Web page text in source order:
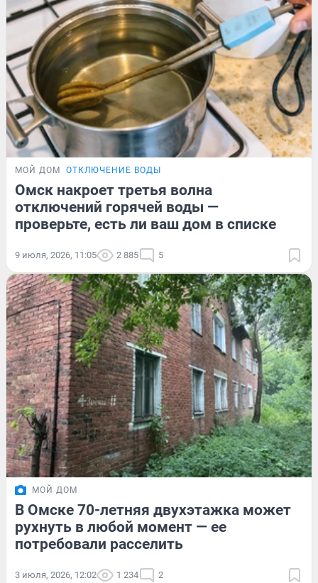
МОЙ ДОМ ОТКЛЮЧЕНИЕ ВОДЫ
Омск накроет третья волна
отключений горячей воды —
проверьте, есть ли ваш дом в списке
9 июля, 2026, 11:05 2 885 5
МОЙ ДОМ
В Омске 70-летняя двухэтажка может
рухнуть в любой момент — ее
потребовали расселить
3 июля, 2026, 12:02 1 234 2